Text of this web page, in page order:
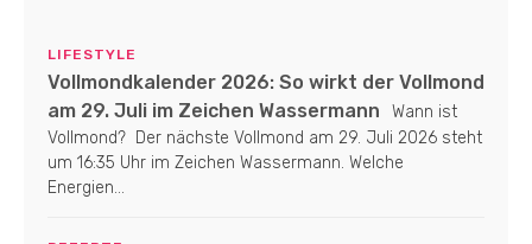
LIFESTYLE
Vollmondkalender 2026: So wirkt der Vollmond
am 29. Juli im Zeichen Wassermann
Wann ist
Vollmond? Der nächste Vollmond am 29. Juli 2026 steht
um 16:35 Uhr im Zeichen Wassermann. Welche
Energien...